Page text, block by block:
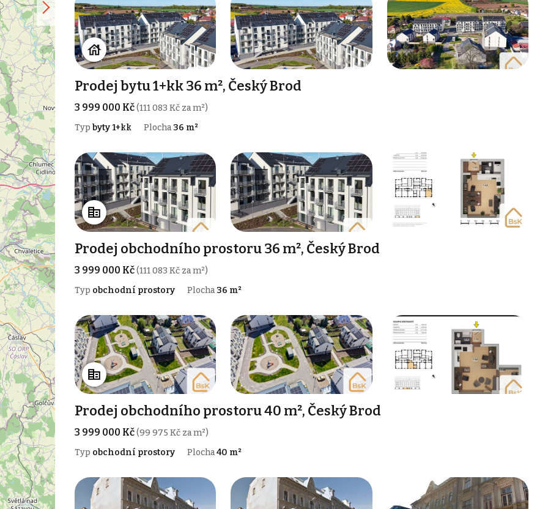
Prodej bytu 1+kk 36 m², Český Brod
3 999 000 Kč(111 083 Kč za m²)
Typ byty 1+kk Plocha 36 m²
Prodej obchodního prostoru 36 m², Český Brod
3 999 000 Kč(111 083 Kč za m²)
Typ obchodní prostory Plocha 36 m²
Prodej obchodního prostoru 40 m², Český Brod
3 999 000 Kč(99 975 Kč za m²)
Typ obchodní prostory Plocha40 m²